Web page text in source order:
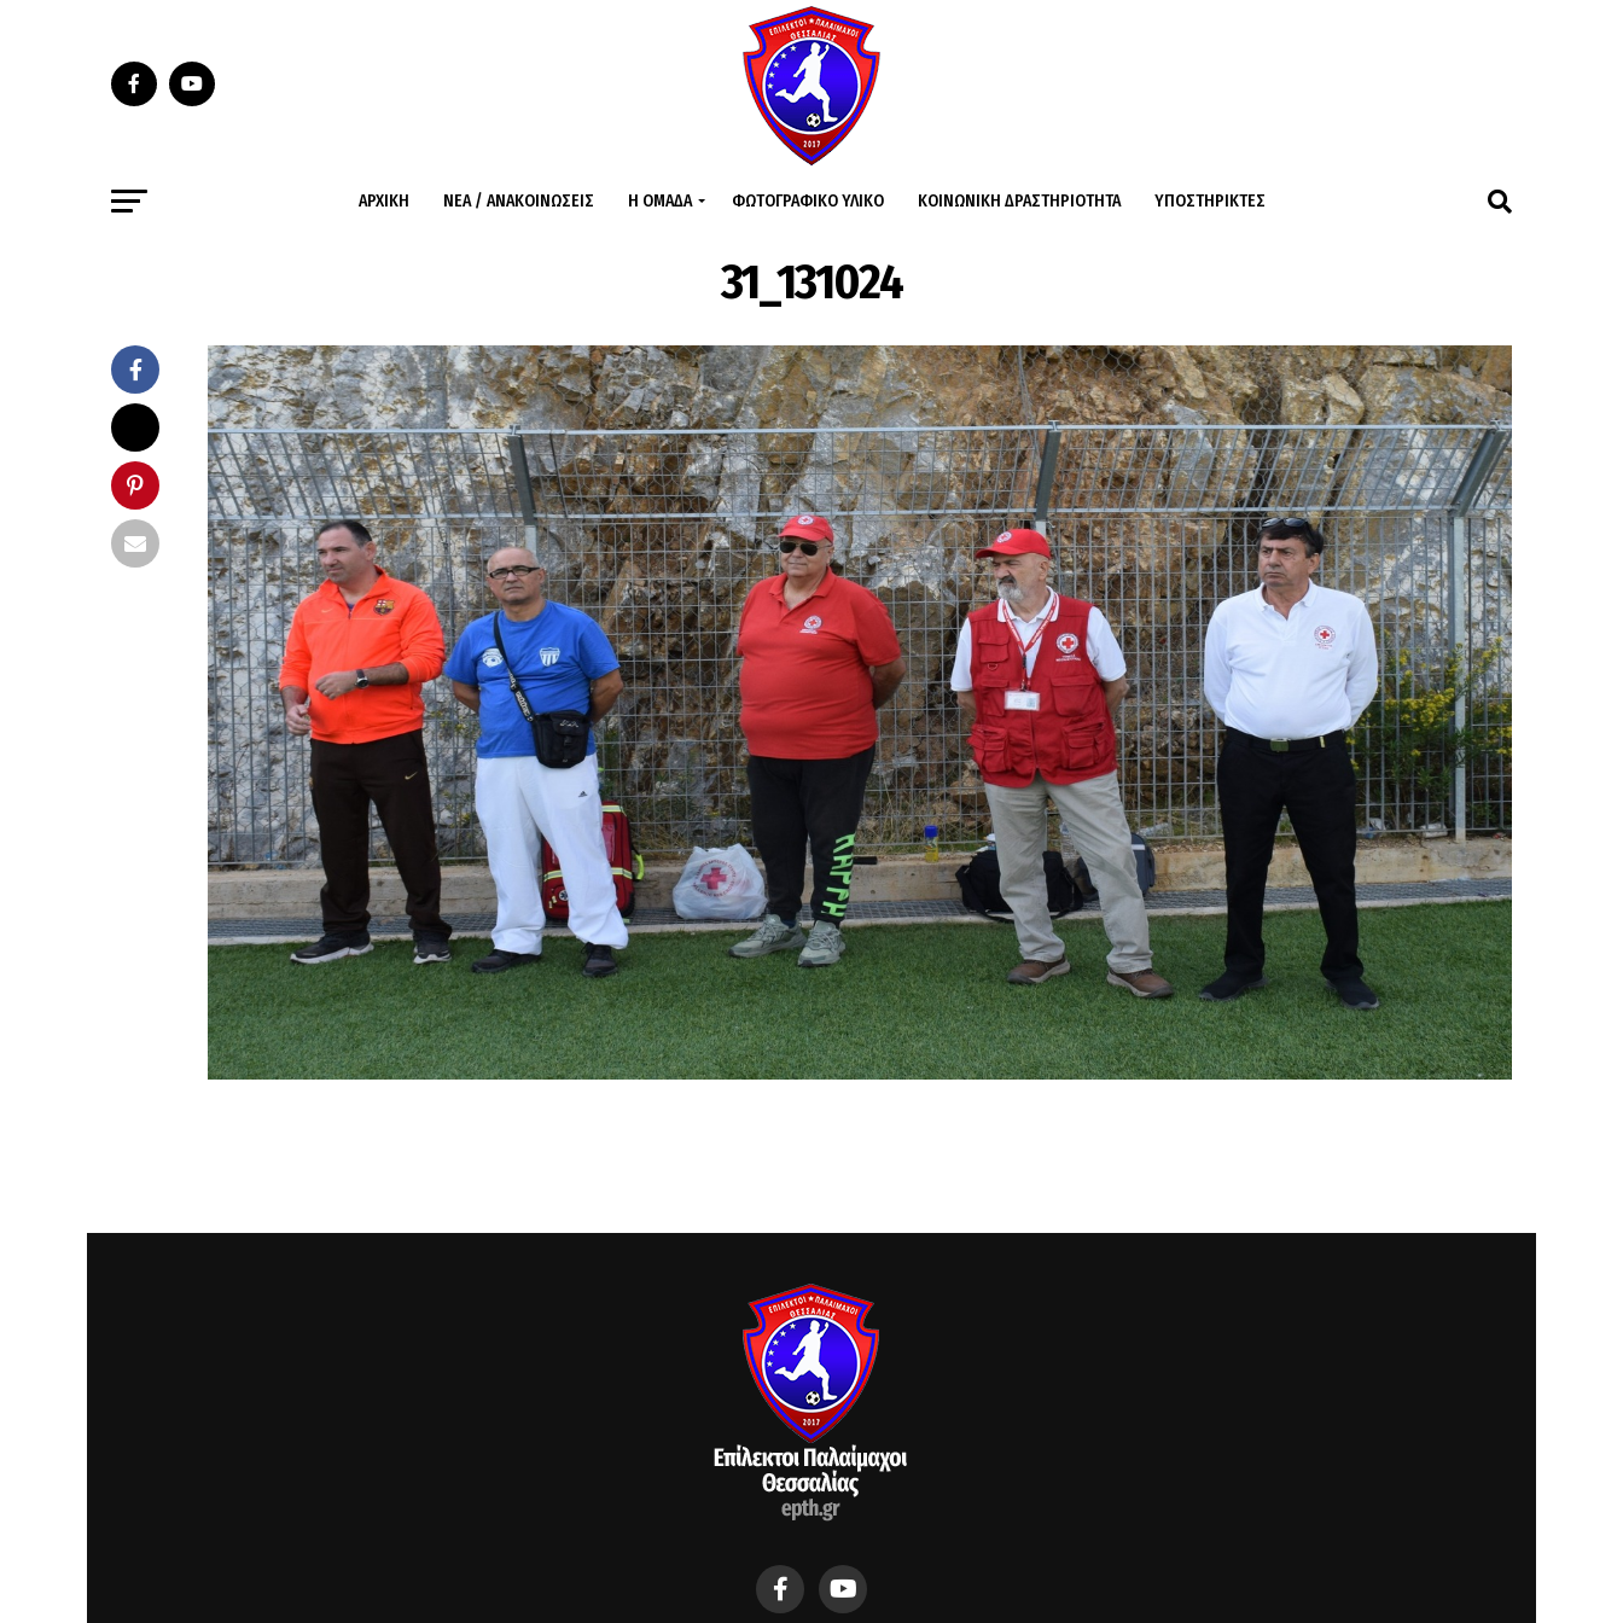
ΑΡΧΙΚΉ ΝΈΑ / ΑΝΑΚΟΙΝΏΣΕΙΣ Η ΟΜΆΔΑ ΦΩΤΟΓΡΑΦΙΚΌ ΥΛΙΚΌ ΚΟΙΝΩΝΙΚΉ ΔΡΑΣΤΗΡΙΌΤΗΤΑ ΥΠΟΣΤΗΡΙΚΤΈΣ
31_131024